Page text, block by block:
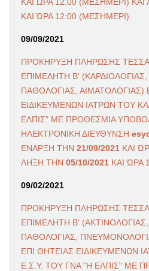
ΚΑΙ ΏΡΑ 12:00 (ΜΕΣΗΜΕΡΙ).
09/09/2021
ΠΡΟΚΗΡΥΞΗ ΠΛΗΡΩΣΗΣ
ΕΠΙΜΕΛΗΤΗ Β'
ΠΑΘΟΛΟΓΙΑΣ, ΑΙΜΑΤΟΛΟΓΙΑΣ)
ΕΙΔΙΚΕΥΜΕΝΩΝ ΙΑΤΡΩΝ ΤΟΥ
ΕΛΠΙΣ" ΜΕ ΠΡΟΘΕΣΜΙΑ
ΗΛΕΚΤΡΟΝΙΚΗ ΔΙΕΥΘΥΝΣΗ
ΕΝΑΡΞΗ ΤΗΝ 21/09/2021 ΚΑΙ
ΛΗΞΗ ΤΗΝ 05/10/2021 ΚΑΙ ΏΡΑ
09/02/2021
ΠΡΟΚΗΡΥΞΗ ΠΛΗΡΩΣΗΣ
ΕΠΙΜΕΛΗΤΗ Β'
ΠΑΘΟΛΟΓΙΑΣ,
ΕΠΙ ΘΗΤΕΙΑΣ ΕΙΔΙΚΕΥΜΕΝΩΝ
Ε.Σ.Υ. ΤΟΥ ΓΝΑ "Η ΕΛΠΙΣ" ΜΕ